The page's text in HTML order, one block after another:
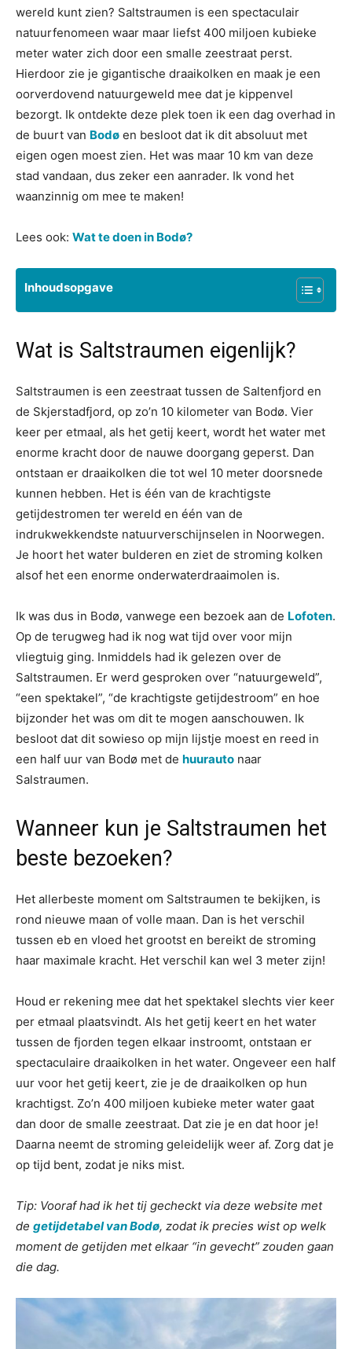
wereld kunt zien? Saltstraumen is een spectaculair
natuurfenomeen waar maar liefst 400 miljoen kubieke
meter water zich door een smalle zeestraat perst.
Hierdoor zie je gigantische draaikolken en maak je een
oorverdovend natuurgeweld mee dat je kippenvel
bezorgt. Ik ontdekte deze plek toen ik een dag overhad in
de buurt van Bodø en besloot dat ik dit absoluut met
eigen ogen moest zien. Het was maar 10 km van deze
stad vandaan, dus zeker een aanrader. Ik vond het
waanzinnig om mee te maken!
Lees ook: Wat te doen in Bodø?
Inhoudsopgave
Wat is Saltstraumen eigenlijk?
Saltstraumen is een zeestraat tussen de Saltenfjord en
de Skjerstadfjord, op zo’n 10 kilometer van Bodø. Vier
keer per etmaal, als het getij keert, wordt het water met
enorme kracht door de nauwe doorgang geperst. Dan
ontstaan er draaikolken die tot wel 10 meter doorsnede
kunnen hebben. Het is één van de krachtigste
getijdestromen ter wereld en één van de
indrukwekkendste natuurverschijnselen in Noorwegen.
Je hoort het water bulderen en ziet de stroming kolken
alsof het een enorme onderwaterdraaimolen is.
Ik was dus in Bodø, vanwege een bezoek aan de Lofoten.
Op de terugweg had ik nog wat tijd over voor mijn
vliegtuig ging. Inmiddels had ik gelezen over de
Saltstraumen. Er werd gesproken over “natuurgeweld”,
“een spektakel”, “de krachtigste getijdestroom” en hoe
bijzonder het was om dit te mogen aanschouwen. Ik
besloot dat dit sowieso op mijn lijstje moest en reed in
een half uur van Bodø met de huurauto naar
Salstraumen.
Wanneer kun je Saltstraumen het
beste bezoeken?
Het allerbeste moment om Saltstraumen te bekijken, is
rond nieuwe maan of volle maan. Dan is het verschil
tussen eb en vloed het grootst en bereikt de stroming
haar maximale kracht. Het verschil kan wel 3 meter zijn!
Houd er rekening mee dat het spektakel slechts vier keer
per etmaal plaatsvindt. Als het getij keert en het water
tussen de fjorden tegen elkaar instroomt, ontstaan er
spectaculaire draaikolken in het water. Ongeveer een half
uur voor het getij keert, zie je de draaikolken op hun
krachtigst. Zo’n 400 miljoen kubieke meter water gaat
dan door de smalle zeestraat. Dat zie je en dat hoor je!
Daarna neemt de stroming geleidelijk weer af. Zorg dat je
op tijd bent, zodat je niks mist.
Tip: Vooraf had ik het tij gecheckt via deze website met
de getijdetabel van Bodø, zodat ik precies wist op welk
moment de getijden met elkaar “in gevecht” zouden gaan
die dag.